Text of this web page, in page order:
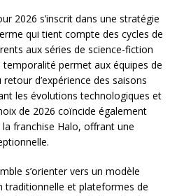
2026 s’inscrit dans une stratégie
qui tient compte des cycles de
aux séries de science-fiction
permet aux équipes de
d’expérience des saisons
les évolutions technologiques et
de 2026 coïncide également
franchise Halo, offrant une
s’orienter vers un modèle
traditionnelle et plateformes de